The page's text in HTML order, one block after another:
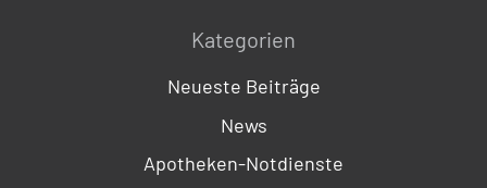
Kategorien
Neueste Beiträge
News
Apotheken-Notdienste